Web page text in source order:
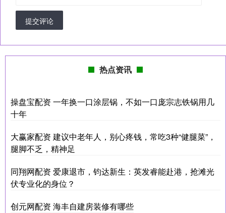
提交评论
热点资讯
操盘宝配资 一年换一口涂层锅，不如一口庞宗志铁锅用几
十年
大赢家配资 建议中老年人，别心疼钱，常吃3种“健腿菜”，
腿脚不乏，精神足
同翔网配资 爱康退市，钧达新生：英发睿能赴港，抢滩光
伏专业化的身位？
创元网配资 海丰自建房装修有哪些